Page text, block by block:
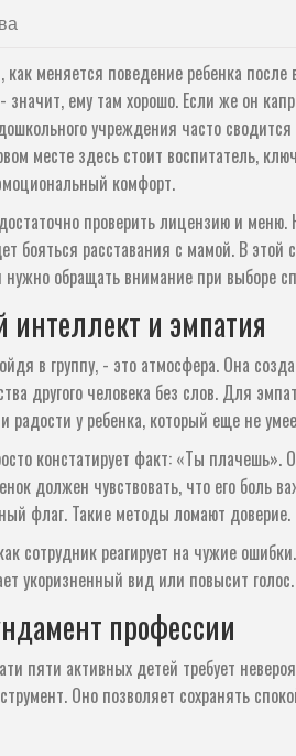
меняется поведение ребенка
значит, ему там хорошо. Если же он
учреждения часто
месте здесь стоит воспитатель,
комфорт.
проверить лицензию и меню.
бояться расставания с мамой. В
обращать внимание при выборе
и эмпатия
в группу, - это атмосфера. Она
другого человека без слов. Для
радости у ребенка, который еще не
констатирует факт: «Ты
должен чувствовать, что его боль
флаг. Такие методы ломают
сотрудник реагирует на чужие
укоризненный вид или повысит
профессии
пяти активных детей требует
Оно позволяет сохранять